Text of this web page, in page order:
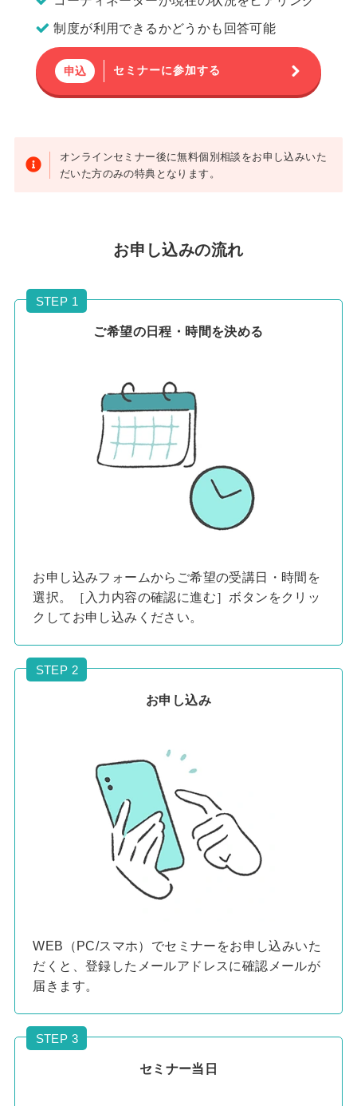
制度が利用できるかどうかも回答可能
申込 セミナーに参加する
オンラインセミナー後に無料個別相談をお申し込みいた
だいた方のみの特典となります。
お申し込みの流れ
STEP 1
ご希望の日程・時間を決める
お申し込みフォームからご希望の受講日・時間を
選択。［入力内容の確認に進む］ボタンをクリッ
クしてお申し込みください。
STEP 2
お申し込み
WEB（PC/スマホ）でセミナーをお申し込みいた
だくと、登録したメールアドレスに確認メールが
届きます。
STEP 3
セミナー当日